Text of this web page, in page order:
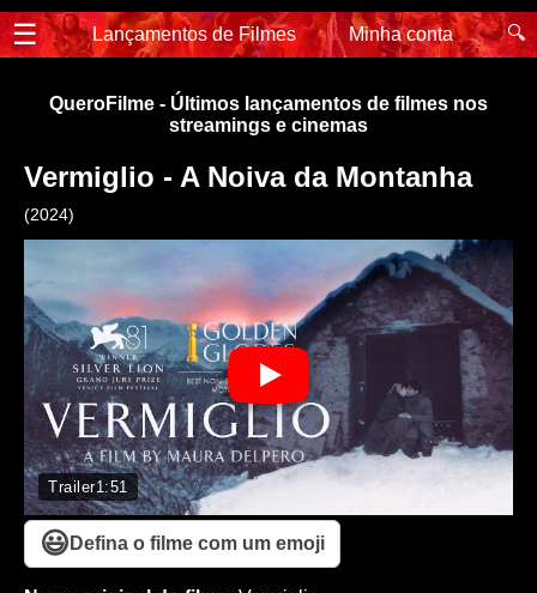
☰ Lançamentos de Filmes Minha conta 🔍
QueroFilme - Últimos lançamentos de filmes nos
streamings e cinemas
Vermiglio - A Noiva da Montanha
(2024)
Trailer1:51
😃 Defina o filme com um emoji